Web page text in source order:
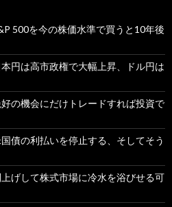
500を今の株価水準で買うと10年後
円は高市政権で大幅上昇、ドル円は
の機会にだけトレードすれば投資で
債の利払いを停止する、そしてそう
げして株式市場に冷水を浴びせる可